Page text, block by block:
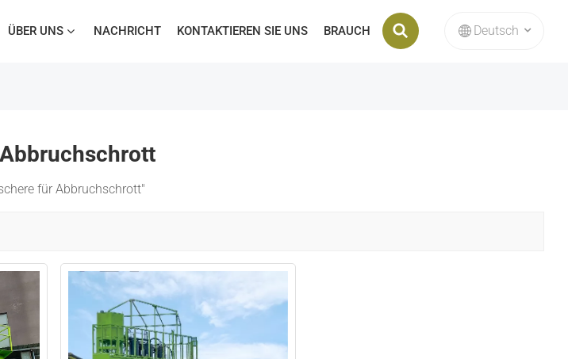
ÜBER UNS NACHRICHT KONTAKTIEREN SIE UNS BRAUCH Deutsch
für Abbruchschrott"